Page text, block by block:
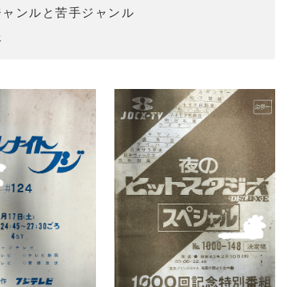
ンルと苦手ジャンル